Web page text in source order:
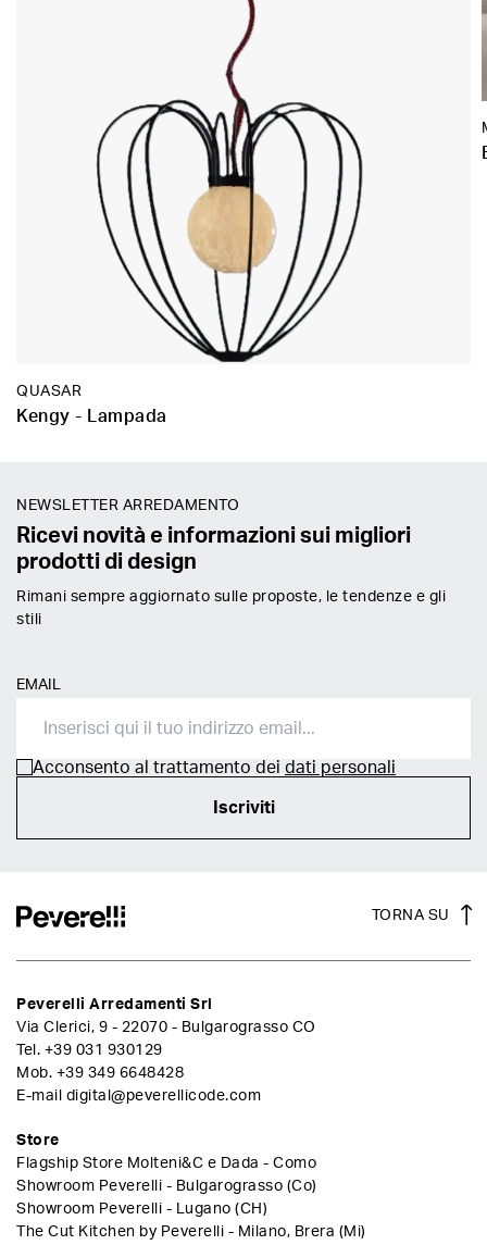
QUASAR
Kengy - Lampada
NEWSLETTER ARREDAMENTO
Ricevi novità e informazioni sui migliori
prodotti di design
Rimani sempre aggiornato sulle proposte, le tendenze e gli
stili
EMAIL
Acconsento al trattamento dei dati personali
Iscriviti
TORNA SU
Peverelli Arredamenti Srl
Via Clerici, 9 - 22070 - Bulgarograsso CO
Tel. +39 031 930129
Mob. +39 349 6648428
E-mail digital@peverellicode.com
Store
Flagship Store Molteni&C e Dada - Como
Showroom Peverelli - Bulgarograsso (Co)
Showroom Peverelli - Lugano (CH)
The Cut Kitchen by Peverelli - Milano, Brera (Mi)